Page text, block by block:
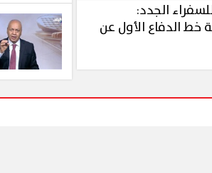
الجدد:
خط الدفاع الأول عن